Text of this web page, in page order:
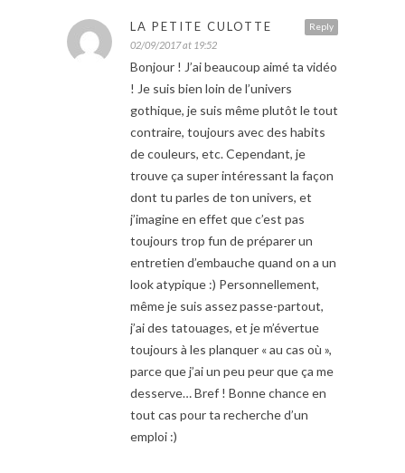
Reply
LA PETITE CULOTTE
02/09/2017 at 19:52
Bonjour ! J’ai beaucoup aimé ta vidéo
! Je suis bien loin de l’univers
gothique, je suis même plutôt le tout
contraire, toujours avec des habits
de couleurs, etc. Cependant, je
trouve ça super intéressant la façon
dont tu parles de ton univers, et
j’imagine en effet que c’est pas
toujours trop fun de préparer un
entretien d’embauche quand on a un
look atypique :) Personnellement,
même je suis assez passe-partout,
j’ai des tatouages, et je m’évertue
toujours à les planquer « au cas où »,
parce que j’ai un peu peur que ça me
desserve… Bref ! Bonne chance en
tout cas pour ta recherche d’un
emploi :)